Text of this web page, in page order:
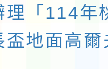
理「114年
盃地面高爾